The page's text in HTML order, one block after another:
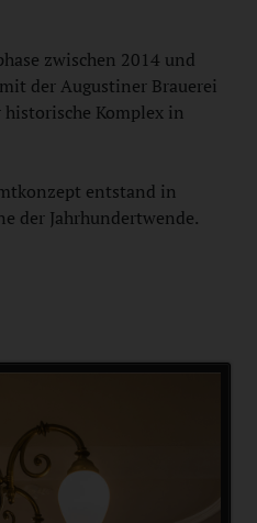
zwischen 2014 und
der Augustiner Brauerei
Komplex in
entstand in
der Jahrhundertwende.